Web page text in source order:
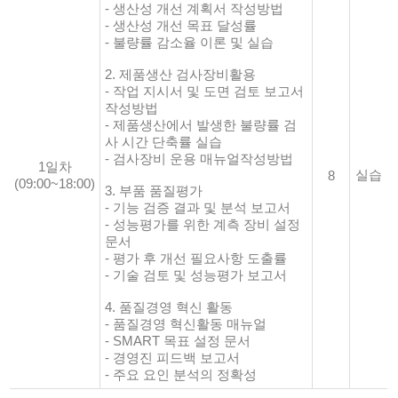
1일차
(09:00~18:00)
- 생산성 개선 계획서 작성방법
- 생산성 개선 목표 달성률
- 불량률 감소율 이론 및 실습
2. 제품생산 검사장비활용
- 작업 지시서 및 도면 검토 보고서
작성방법
- 제품생산에서 발생한 불량률 검
사 시간 단축률 실습
- 검사장비 운용 매뉴얼작성방법
3. 부품 품질평가
- 기능 검증 결과 및 분석 보고서
- 성능평가를 위한 계측 장비 설정
문서
- 평가 후 개선 필요사항 도출률
- 기술 검토 및 성능평가 보고서
4. 품질경영 혁신 활동
- 품질경영 혁신활동 매뉴얼
- SMART 목표 설정 문서
- 경영진 피드백 보고서
- 주요 요인 분석의 정확성
8 실습